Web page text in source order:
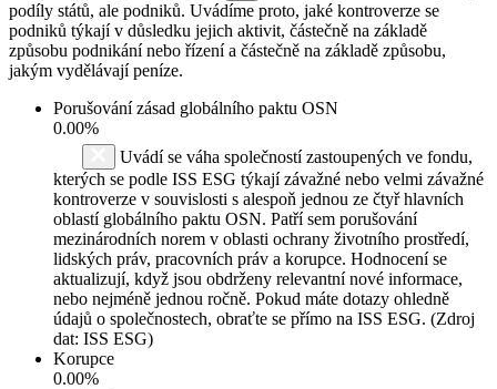
podíly států, ale podniků. Uvádíme proto, jaké kontroverze se
podniků týkají v důsledku jejich aktivit, částečně na základě
způsobu podnikání nebo řízení a částečně na základě způsobu,
jakým vydělávají peníze.
Porušování zásad globálního paktu OSN
0.00%
Uvádí se váha společností zastoupených ve fondu,
kterých se podle ISS ESG týkají závažné nebo velmi závažné
kontroverze v souvislosti s alespoň jednou ze čtyř hlavních
oblastí globálního paktu OSN. Patří sem porušování
mezinárodních norem v oblasti ochrany životního prostředí,
lidských práv, pracovních práv a korupce. Hodnocení se
aktualizují, když jsou obdrženy relevantní nové informace,
nebo nejméně jednou ročně. Pokud máte dotazy ohledně
údajů o společnostech, obraťte se přímo na ISS ESG. (Zdroj
dat: ISS ESG)
Korupce
0.00%